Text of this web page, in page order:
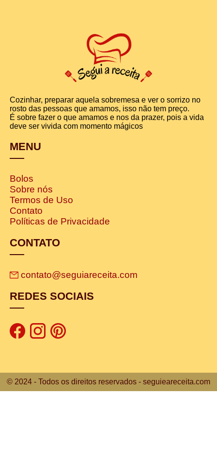
Cozinhar, preparar aquela sobremesa e ver o sorrizo no
rosto das pessoas que amamos, isso não tem preço.
É sobre fazer o que amamos e nos da prazer, pois a vida
deve ser vivida com momento mágicos
MENU
Bolos
Sobre nós
Termos de Uso
Contato
Políticas de Privacidade
CONTATO
contato@seguiareceita.com
REDES SOCIAIS
© 2024 - Todos os direitos reservados - seguieareceita.com